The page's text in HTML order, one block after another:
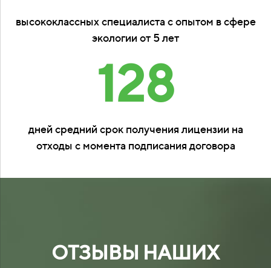
высококлассных специалиста с опытом в сфере
экологии от 5 лет
128
дней средний срок получения лицензии на
отходы с момента подписания договора
ОТЗЫВЫ НАШИХ